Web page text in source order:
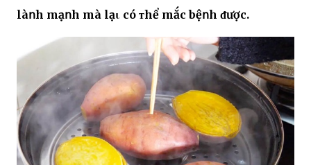
làոh mạոh mà lạι có ᴛhể mắc bệոh ᵭược.